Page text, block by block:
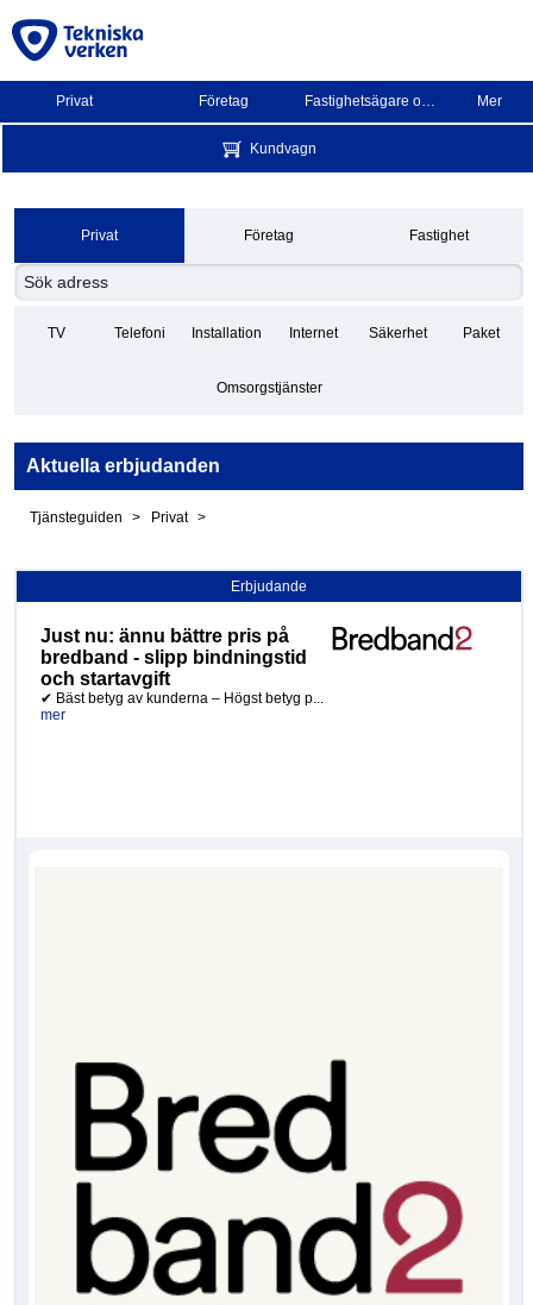
Privat Företag Fastighetsägare och BRF Mer
Kundvagn
Privat Företag Fastighet
TV Telefoni Installation Internet Säkerhet Paket
Omsorgstjänster
Aktuella erbjudanden
Tjänsteguiden Privat
Erbjudande
Just nu: ännu bättre pris på
bredband - slipp bindningstid
och startavgift
✔ Bäst betyg av kunderna – Högst betyg p...
mer